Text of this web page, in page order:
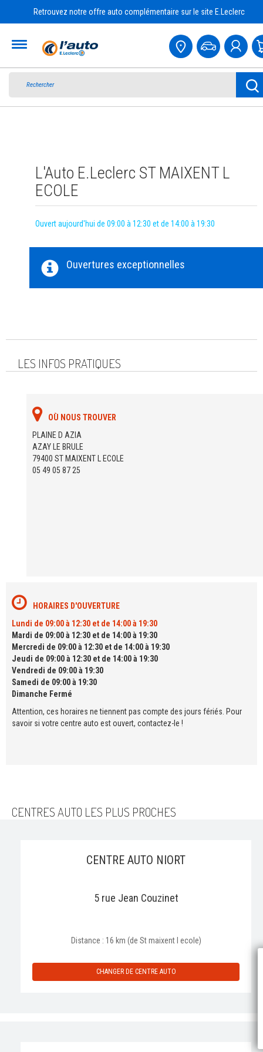
Retrouvez notre offre auto complémentaire sur le site E.Leclerc
L'Auto E.Leclerc ST MAIXENT L
ECOLE
Ouvert aujourd'hui de 09:00 à 12:30 et de 14:00 à 19:30
Ouvertures exceptionnelles
LES INFOS PRATIQUES
OÙ NOUS TROUVER
PLAINE D AZIA
AZAY LE BRULE
79400 ST MAIXENT L ECOLE
05 49 05 87 25
HORAIRES D'OUVERTURE
Lundi de 09:00 à 12:30 et de 14:00 à 19:30
Mardi de 09:00 à 12:30 et de 14:00 à 19:30
Mercredi de 09:00 à 12:30 et de 14:00 à 19:30
Jeudi de 09:00 à 12:30 et de 14:00 à 19:30
Vendredi de 09:00 à 19:30
Samedi de 09:00 à 19:30
Dimanche Fermé
Attention, ces horaires ne tiennent pas compte des jours fériés. Pour
savoir si votre centre auto est ouvert, contactez-le !
CENTRES AUTO LES PLUS PROCHES
CENTRE AUTO NIORT
5 rue Jean Couzinet
Distance : 16 km (de St maixent l ecole)
CHANGER DE CENTRE AUTO